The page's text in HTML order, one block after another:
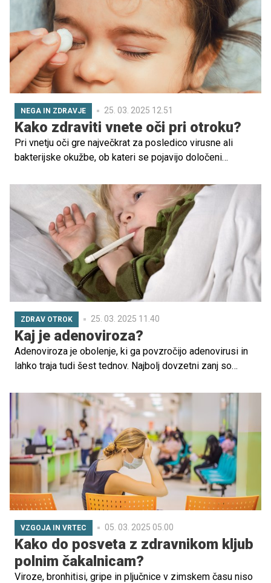
odrasli.
NEGA IN ZDRAVJE 25. 03. 2025 12.51
Kako zdraviti vnete oči pri otroku?
Pri vnetju oči gre največkrat za posledico virusne ali
bakterijske okužbe, ob kateri se pojavijo določeni
razlikujejo glede na vzrok vnetja.
ZDRAV OTROK 25. 03. 2025 11.40
Kaj je adenoviroza?
Adenoviroza je obolenje, ki ga povzročijo adenovirusi in
lahko traja tudi šest tednov. Najbolj dovzetni zanj so
postelji pa lahko obleži vsa družina. Najbolj pogosti znaki
adenoviroze so lajajoč kašelj, gnojno vnete oči, zelo
mehko blato, bruhanje in neprijeten občutek pri odvajanju
vode.
VZGOJA IN VRTEC 05. 03. 2025 05.00
Kako do posveta z zdravnikom kljub
polnim čakalnicam?
Viroze, bronhitisi, gripe in pljučnice v zimskem času niso